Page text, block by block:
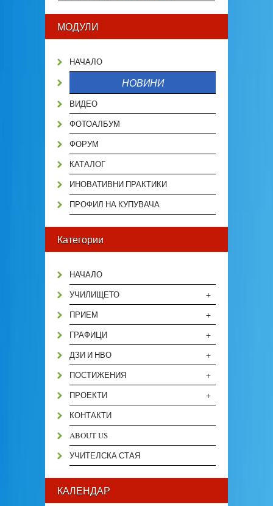
МОДУЛИ
НАЧАЛО
НОВИНИ
ВИДЕО
ФОТОАЛБУМ
ФОРУМ
КАТАЛОГ
ИНОВАТИВНИ ПРАКТИКИ
ПРОФИЛ НА КУПУВАЧА
Категории
НАЧАЛО
+
УЧИЛИЩЕТО
+
ПРИЕМ
+
ГРАФИЦИ
+
ДЗИ И НВО
+
ПОСТИЖЕНИЯ
+
ПРОЕКТИ
КОНТАКТИ
ABOUT US
УЧИТЕЛСКА СТАЯ
КАЛЕНДАР